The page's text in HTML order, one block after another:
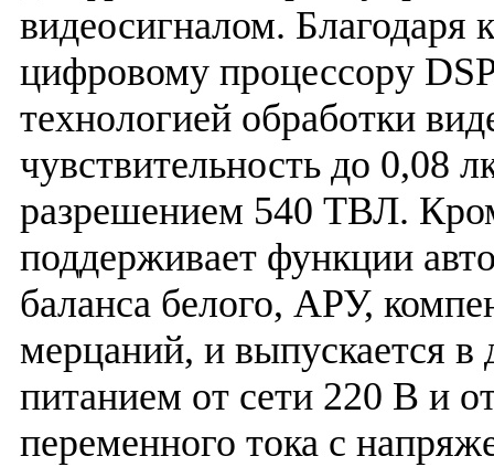
видеосигналом. Благодаря
цифровому процессору
технологией обработки
чувствительность до 0,08
разрешением 540 ТВЛ.
поддерживает функции
баланса белого, АРУ,
мерцаний, и выпускается
питанием от сети 220 В и
переменного тока с